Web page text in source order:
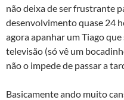
não deixa de ser frustrante
desenvolvimento quase 24
agora apanhar um Tiago
televisão (só vê um
não o impede de passar a
Basicamente ando muito